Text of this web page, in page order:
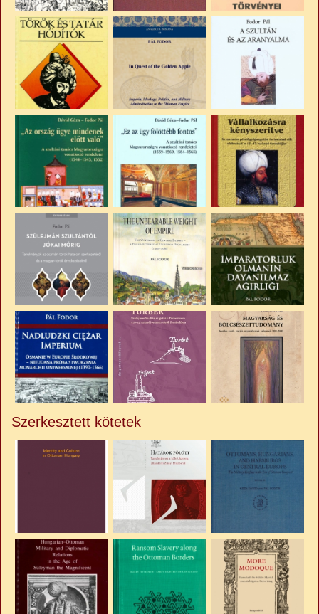
Szerkesztett kötetek